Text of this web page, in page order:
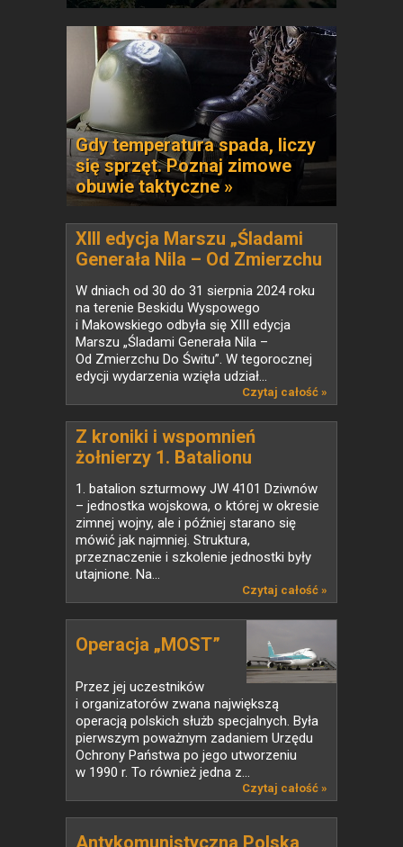
Gdy temperatura spada, liczy
się sprzęt. Poznaj zimowe
obuwie taktyczne »
XIII edycja Marszu „Śladami
Generała Nila – Od Zmierzchu
Do Świtu”
W dniach od 30 do 31 sierpnia 2024 roku
na terenie Beskidu Wyspowego
i Makowskiego odbyła się XIII edycja
Marszu „Śladami Generała Nila –
Od Zmierzchu Do Świtu”. W tegorocznej
edycji wydarzenia wzięła udział...
Czytaj całość »
Z kroniki i wspomnień
żołnierzy 1. Batalionu
Szturmowego z Dziwnowa
1. batalion szturmowy JW 4101 Dziwnów
– jednostka wojskowa, o której w okresie
zimnej wojny, ale i później starano się
mówić jak najmniej. Struktura,
przeznaczenie i szkolenie jednostki były
utajnione. Na...
Czytaj całość »
Operacja „MOST”
Przez jej uczestników
i organizatorów zwana największą
operacją polskich służb specjalnych. Była
pierwszym poważnym zadaniem Urzędu
Ochrony Państwa po jego utworzeniu
w 1990 r. To również jedna z...
Czytaj całość »
Antykomunistyczna Polska